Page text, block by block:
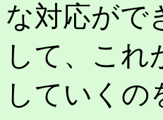
な対応がで
して、これ
していく